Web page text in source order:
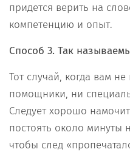
придется верить на
компетенцию и опыт.
Способ 3. Так
Тот случай, когда вам
помощники, ни
Следует хорошо
постоять около минуты
чтобы след